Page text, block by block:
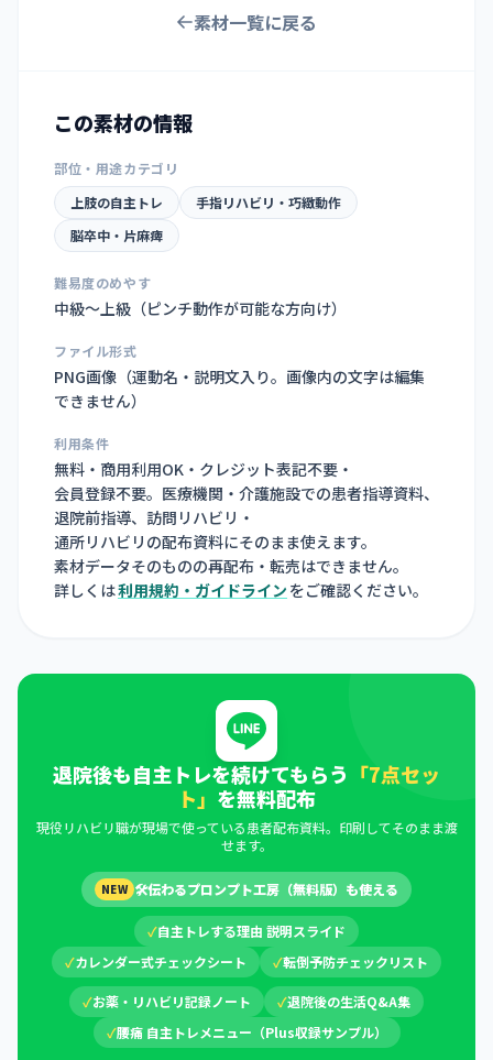
素材一覧に戻る
この素材の情報
部位・用途カテゴリ
上肢の自主トレ
手指リハビリ・巧緻動作
脳卒中・片麻痺
難易度のめやす
中級〜上級（ピンチ動作が可能な方向け）
ファイル形式
PNG画像（運動名・説明文入り。画像内の文字は編集
できません）
利用条件
無料・商用利用OK・クレジット表記不要・
会員登録不要。医療機関・介護施設での患者指導資料、
退院前指導、訪問リハビリ・
通所リハビリの配布資料にそのまま使えます。
素材データそのものの再配布・転売はできません。
詳しくは利用規約・ガイドライン をご確認ください。
退院後も自主トレを続けてもらう 「7点セッ
ト」 を無料配布
現役リハビリ職が現場で使っている患者配布資料。印刷してそのまま渡
せます。
NEW 🛠伝わるプロンプト工房（無料版）も使える
✓自主トレする理由 説明スライド
✓カレンダー式チェックシート ✓転倒予防チェックリスト
✓お薬・リハビリ記録ノート ✓退院後の生活Q&A集
✓腰痛 自主トレメニュー（Plus収録サンプル）